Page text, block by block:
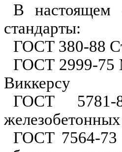
В настоящем
стандарты:
ГОСТ 380-88
ГОСТ 2999-75
Виккерсу
ГОСТ 5781-
ГОСТ 7564-73